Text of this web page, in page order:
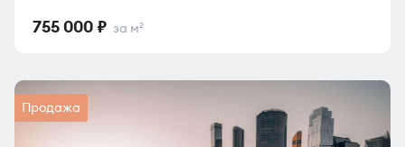
755 000 ₽ за м2
Продажа